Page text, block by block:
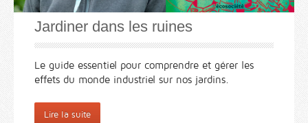
Jardiner dans les ruines
Le guide essentiel pour comprendre et gérer les
effets du monde industriel sur nos jardins.
Lire la suite